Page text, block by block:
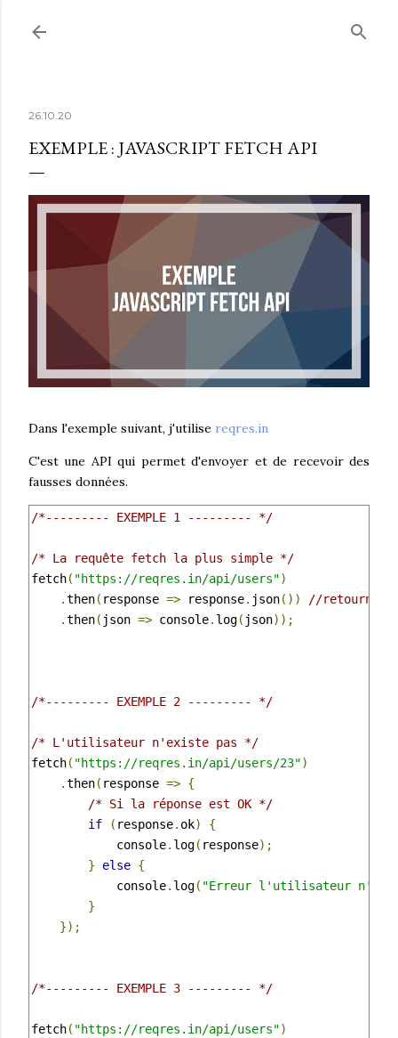
26.10.20
EXEMPLE : JAVASCRIPT FETCH API
Dans l'exemple suivant, j'utilise reqres.in
C'est une API qui permet d'envoyer et de recevoir des
fausses données.
/*--------- EXEMPLE 1 --------- */
/* La requête fetch la plus simple */
fetch( "https://reqres.in/api/users")
.then( response => response. json())
//retourne la
.then( json => console. log( json));
/*--------- EXEMPLE 2 --------- */
/* L'utilisateur n'existe pas */
fetch( "https://reqres.in/api/users/23")
.then( response => {
/* Si la réponse est OK */
if
( response. ok)
{
            console
. log( response);
}
else {
            console
. log( "Erreur l'utilisateur
}
});
/*--------- EXEMPLE 3 --------- */
fetch( "https://reqres.in/api/users")